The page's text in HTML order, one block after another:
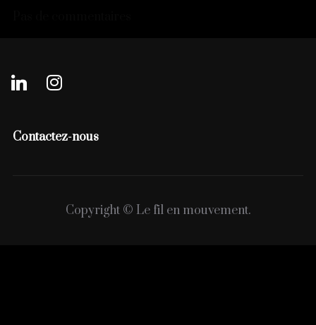
linkedininstagram
Contactez-nous
Copyright © Le fil en mouvement.